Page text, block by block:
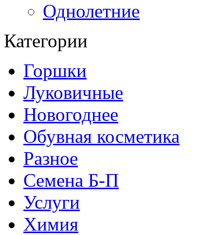
Однолетние
Категории
Горшки
Луковичные
Новогоднее
Обувная косметика
Разное
Семена Б-П
Услуги
Химия